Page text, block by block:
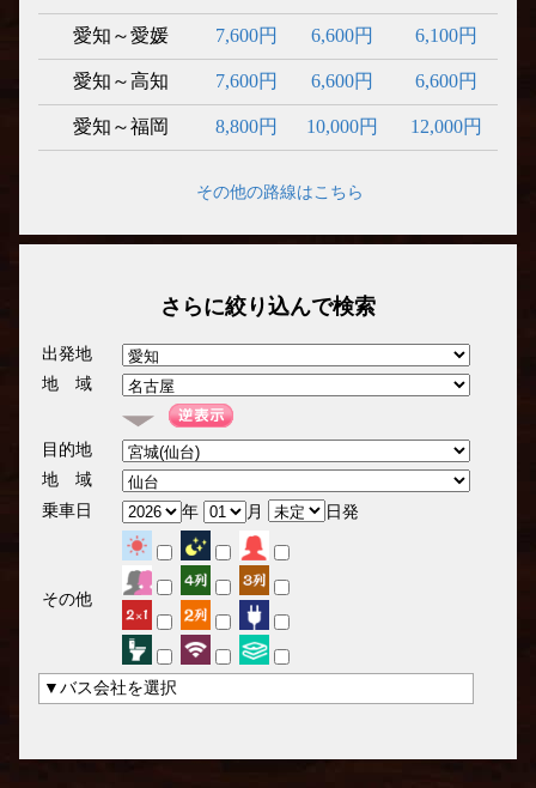
愛知～愛媛 7,600円 6,600円 6,100円
愛知～高知 7,600円 6,600円 6,600円
愛知～福岡 8,800円 10,000円 12,000円
その他の路線はこちら
さらに絞り込んで検索
出発地
地 域
目的地
地 域
乗車日
年 月 日発
その他
▼バス会社を選択